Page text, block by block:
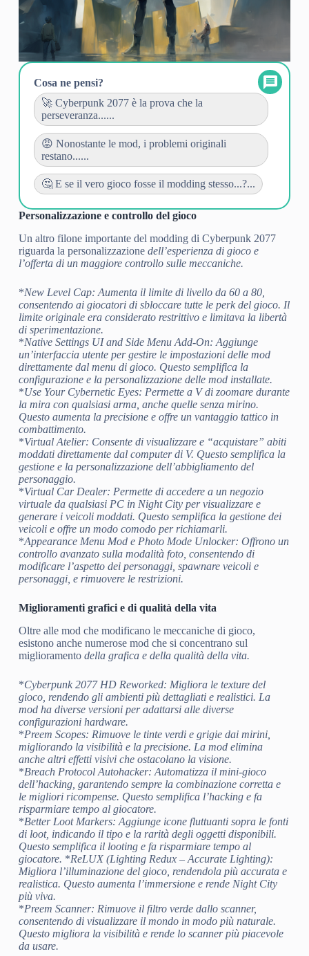
Cosa ne pensi?
🚀 Cyberpunk 2077 è la prova che la
perseveranza......
😡 Nonostante le mod, i problemi originali
restano......
🤔 E se il vero gioco fosse il modding stesso...?...
Personalizzazione e controllo del gioco
Un altro filone importante del modding di Cyberpunk 2077
riguarda la personalizzazionedell’esperienza di gioco e
l’offerta di un maggiore controllo sulle meccaniche.
*New Level Cap: Aumenta il limite di livello da 60 a 80,
consentendo ai giocatori di sbloccare tutte le perk del gioco. Il
limite originale era considerato restrittivo e limitava la libertà
di sperimentazione.
*Native Settings UI and Side Menu Add-On: Aggiunge
un’interfaccia utente per gestire le impostazioni delle mod
direttamente dal menu di gioco. Questo semplifica la
configurazione e la personalizzazione delle mod installate.
*Use Your Cybernetic Eyes: Permette a V di zoomare durante
la mira con qualsiasi arma, anche quelle senza mirino.
Questo aumenta la precisione e offre un vantaggio tattico in
combattimento.
*Virtual Atelier: Consente di visualizzare e “acquistare” abiti
moddati direttamente dal computer di V. Questo semplifica la
gestione e la personalizzazione dell’abbigliamento del
personaggio.
*Virtual Car Dealer: Permette di accedere a un negozio
virtuale da qualsiasi PC in Night City per visualizzare e
generare i veicoli moddati. Questo semplifica la gestione dei
veicoli e offre un modo comodo per richiamarli.
*Appearance Menu Mode Photo Mode Unlocker: Offrono un
controllo avanzato sulla modalità foto, consentendo di
modificare l’aspetto dei personaggi, spawnare veicoli e
personaggi, e rimuovere le restrizioni.
Miglioramenti grafici e di qualità della vita
Oltre alle mod che modificano le meccaniche di gioco,
esistono anche numerose mod che si concentrano sul
miglioramentodella grafica e della qualità della vita.
*Cyberpunk 2077 HD Reworked: Migliora le texture del
gioco, rendendo gli ambienti più dettagliati e realistici. La
mod ha diverse versioni per adattarsi alle diverse
configurazioni hardware.
*Preem Scopes: Rimuove le tinte verdi e grigie dai mirini,
migliorando la visibilità e la precisione. La mod elimina
anche altri effetti visivi che ostacolano la visione.
*Breach Protocol Autohacker: Automatizza il mini-gioco
dell’hacking, garantendo sempre la combinazione corretta e
le migliori ricompense. Questo semplifica l’hacking e fa
risparmiare tempo al giocatore.
*Better Loot Markers: Aggiunge icone fluttuanti sopra le fonti
di loot, indicando il tipo e la rarità degli oggetti disponibili.
Questo semplifica il looting e fa risparmiare tempo al
giocatore. *ReLUX (Lighting Redux – Accurate Lighting):
Migliora l’illuminazione del gioco, rendendola più accurata e
realistica. Questo aumenta l’immersione e rende Night City
più viva.
*Preem Scanner: Rimuove il filtro verde dallo scanner,
consentendo di visualizzare il mondo in modo più naturale.
Questo migliora la visibilità e rende lo scanner più piacevole
da usare.